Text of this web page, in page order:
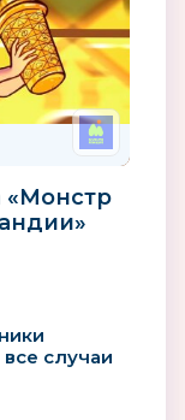
«Монстр
случаи